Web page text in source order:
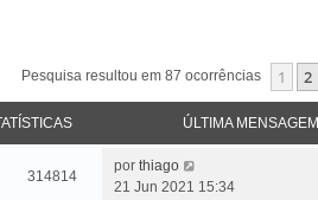
Pesquisa resultou em 87 ocorrências 1 2
ÚLTIMA MENSAGEM
314814
por thiago
21 Jun 2021 15:34